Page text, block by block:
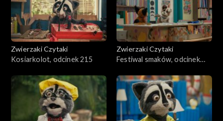
Zwierzaki Czytaki
Kosiarkolot, odcinek 215
Zwierzaki Czytaki
Festiwal smaków, odcinek